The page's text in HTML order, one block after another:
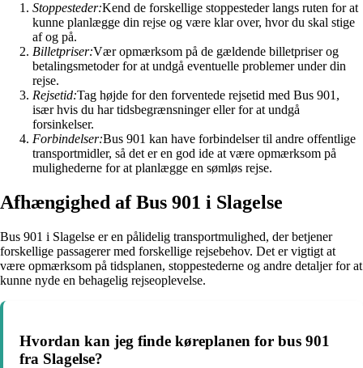
Stoppesteder:Kend de forskellige stoppesteder langs ruten for at
kunne planlægge din rejse og være klar over, hvor du skal stige
af og på.
Billetpriser:Vær opmærksom på de gældende billetpriser og
betalingsmetoder for at undgå eventuelle problemer under din
rejse.
Rejsetid:Tag højde for den forventede rejsetid med Bus 901,
især hvis du har tidsbegrænsninger eller for at undgå
forsinkelser.
Forbindelser:Bus 901 kan have forbindelser til andre offentlige
transportmidler, så det er en god ide at være opmærksom på
mulighederne for at planlægge en sømløs rejse.
Afhængighed af Bus 901 i Slagelse
Bus 901 i Slagelse er en pålidelig transportmulighed, der betjener
forskellige passagerer med forskellige rejsebehov. Det er vigtigt at
være opmærksom på tidsplanen, stoppestederne og andre detaljer for at
kunne nyde en behagelig rejseoplevelse.
Hvordan kan jeg finde køreplanen for bus 901
fra Slagelse?